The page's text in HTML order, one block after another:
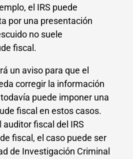
el IRS puede
por una presentación
no suele
fiscal.
un aviso para que el
corregir la información
puede imponer una
fiscal en estos casos.
auditor fiscal del IRS
fiscal, el caso puede ser
de Investigación Criminal